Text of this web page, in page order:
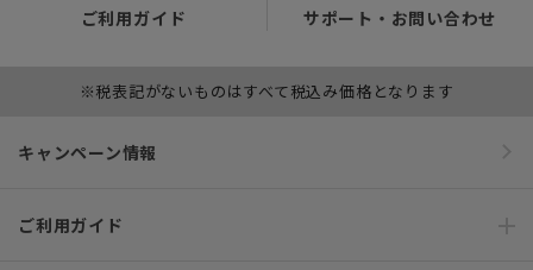
ご利用ガイド サポート・お問い合わせ
※税表記がないものはすべて税込み価格となります
キャンペーン情報
ご利用ガイド